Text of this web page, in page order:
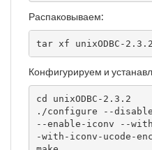
Распаковываем:
tar xf unixODBC-
Конфигурируем и
cd unixODBC-2.3.2
./configure --
--enable-iconv --
-with-iconv-ucode-